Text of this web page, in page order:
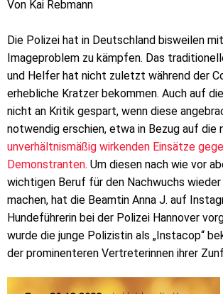
Von Kai Rebmann
Die Polizei hat in Deutschland bisweilen
Imageproblem zu kämpfen. Das
und Helfer hat nicht zuletzt während der
erhebliche Kratzer bekommen. Auch auf
nicht an Kritik gespart, wenn diese
notwendig erschien, etwa in Bezug auf die
unverhältnismäßig wirkenden Einsätze
Demonstranten. Um diesen nach wie vor
wichtigen Beruf für den Nachwuchs
machen, hat die Beamtin Anna J. auf
Hundeführerin bei der Polizei Hannover
wurde die junge Polizistin als „Instacop“
der prominenteren Vertreterinnen ihrer